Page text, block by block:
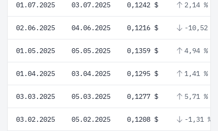
01.07.2025 03.07.2025 0,1242 $ 2,14 %
02.06.2025 04.06.2025 0,1216 $ -10,52 %
01.05.2025 05.05.2025 0,1359 $ 4,94 %
01.04.2025 03.04.2025 0,1295 $ 1,41 %
03.03.2025 05.03.2025 0,1277 $ 5,71 %
03.02.2025 05.02.2025 0,1208 $ -1,31 %